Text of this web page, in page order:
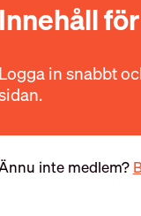
Innehåll
Logga in snabbt
inte medlem?